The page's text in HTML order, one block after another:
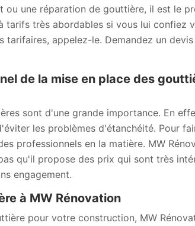
ou une réparation de gouttière, il est le
tarifs très abordables si vous lui confiez
tarifaires, appelez-le. Demandez un
de la mise en place des
sont d'une grande importance. En
les problèmes d'étanchéité. Pour
professionnels en la matière. MW
qu'il propose des prix qui sont très
engagement.
à MW Rénovation
pour votre construction, MW